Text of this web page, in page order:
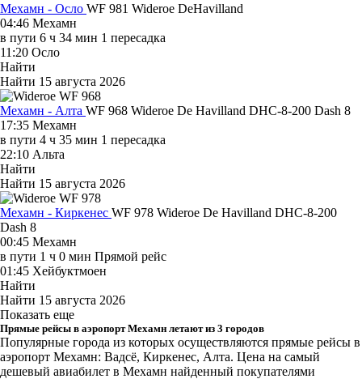
Мехамн - Осло WF 981 Wideroe DeHavilland
04:46 Мехамн
в пути 6 ч 34 мин 1 пересадка
11:20 Осло
Найти
Найти 15 августа 2026
Мехамн - Алта WF 968 Wideroe De Havilland DHC-8-200 Dash 8
17:35 Мехамн
в пути 4 ч 35 мин 1 пересадка
22:10 Альта
Найти
Найти 15 августа 2026
Мехамн - Киркенес WF 978 Wideroe De Havilland DHC-8-200
Dash 8
00:45 Мехамн
в пути 1 ч 0 мин Прямой рейс
01:45 Хейбуктмоен
Найти
Найти 15 августа 2026
Показать еще
Прямые рейсы в аэропорт Мехамн летают из 3 городов
Популярные города из которых осуществляются прямые рейсы в
аэропорт Мехамн: Вадсё, Киркенес, Алта. Цена на самый
дешевый авиабилет в Мехамн найденный покупателями